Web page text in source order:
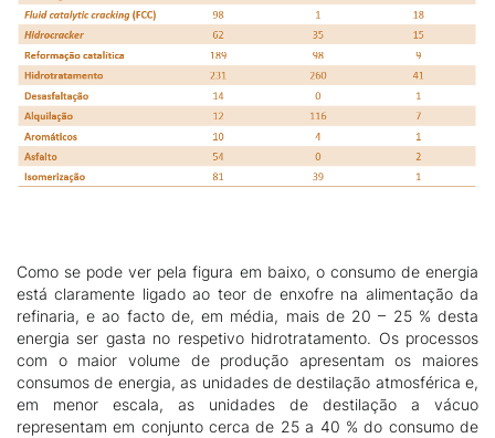
Como se pode ver pela figura em baixo, o consumo de energia
está claramente ligado ao teor de enxofre na alimentação da
refinaria, e ao facto de, em média, mais de 20 – 25 % desta
energia ser gasta no respetivo hidrotratamento. Os processos
com o maior volume de produção apresentam os maiores
consumos de energia, as unidades de destilação atmosférica e,
em menor escala, as unidades de destilação a vácuo
representam em conjunto cerca de 25 a 40 % do consumo de